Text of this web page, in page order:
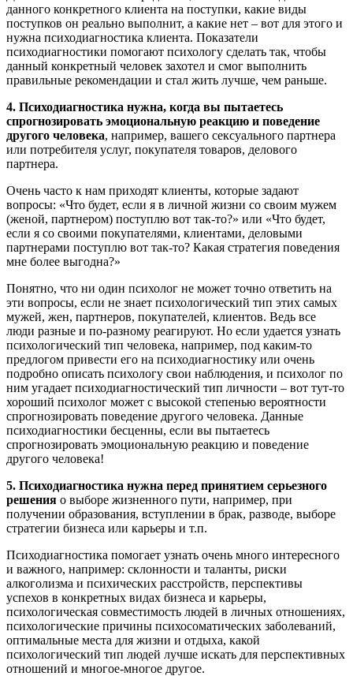
данного конкретного клиента на поступки, какие виды
поступков он реально выполнит, а какие нет – вот для этого и
нужна психодиагностика клиента. Показатели
психодиагностики помогают психологу сделать так, чтобы
данный конкретный человек захотел и смог выполнить
правильные рекомендации и стал жить лучше, чем раньше.
4. Психодиагностика нужна, когда вы пытаетесь
спрогнозировать эмоциональную реакцию и поведение
другого человека, например, вашего сексуального партнера
или потребителя услуг, покупателя товаров, делового
партнера.
Очень часто к нам приходят клиенты, которые задают
вопросы: «Что будет, если я в личной жизни со своим мужем
(женой, партнером) поступлю вот так-то?» или «Что будет,
если я со своими покупателями, клиентами, деловыми
партнерами поступлю вот так-то? Какая стратегия поведения
мне более выгодна?»
Понятно, что ни один психолог не может точно ответить на
эти вопросы, если не знает психологический тип этих самых
мужей, жен, партнеров, покупателей, клиентов. Ведь все
люди разные и по-разному реагируют. Но если удается узнать
психологический тип человека, например, под каким-то
предлогом привести его на психодиагностику или очень
подробно описать психологу свои наблюдения, и психолог по
ним угадает психодиагностический тип личности – вот тут-то
хороший психолог может с высокой степенью вероятности
спрогнозировать поведение другого человека. Данные
психодиагностики бесценны, если вы пытаетесь
спрогнозировать эмоциональную реакцию и поведение
другого человека!
5. Психодиагностика нужна перед принятием серьезного
решения о выборе жизненного пути, например, при
получении образования, вступлении в брак, разводе, выборе
стратегии бизнеса или карьеры и т.п.
Психодиагностика помогает узнать очень много интересного
и важного, например: склонности и таланты, риски
алкоголизма и психических расстройств, перспективы
успехов в конкретных видах бизнеса и карьеры,
психологическая совместимость людей в личных отношениях,
психологические причины психосоматических заболеваний,
оптимальные места для жизни и отдыха, какой
психологический тип людей лучше искать для перспективных
отношений и многое-многое другое.